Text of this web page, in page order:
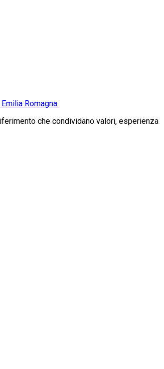
Romagna.
che condividano valori, esperienza